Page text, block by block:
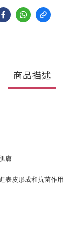
商品描述
膚
表皮形成和抗菌作用